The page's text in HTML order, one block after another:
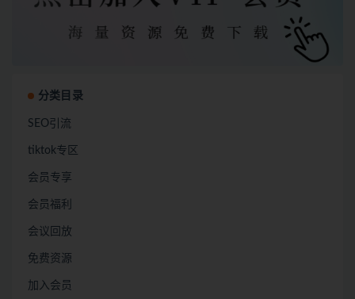
分类目录
SEO引流
tiktok专区
会员专享
会员福利
会议回放
免费资源
加入会员